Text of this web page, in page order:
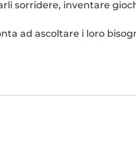
sorridere, inventare
ad ascoltare i loro